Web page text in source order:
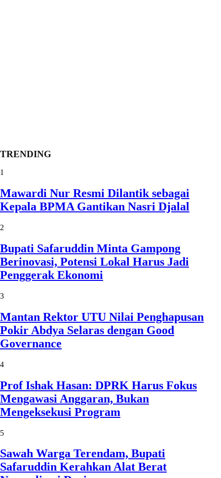
TRENDING
1
Mawardi Nur Resmi Dilantik sebagai
Kepala BPMA Gantikan Nasri Djalal
2
Bupati Safaruddin Minta Gampong
Berinovasi, Potensi Lokal Harus Jadi
Penggerak Ekonomi
3
Mantan Rektor UTU Nilai Penghapusan
Pokir Abdya Selaras dengan Good
Governance
4
Prof Ishak Hasan: DPRK Harus Fokus
Mengawasi Anggaran, Bukan
Mengeksekusi Program
5
Sawah Warga Terendam, Bupati
Safaruddin Kerahkan Alat Berat